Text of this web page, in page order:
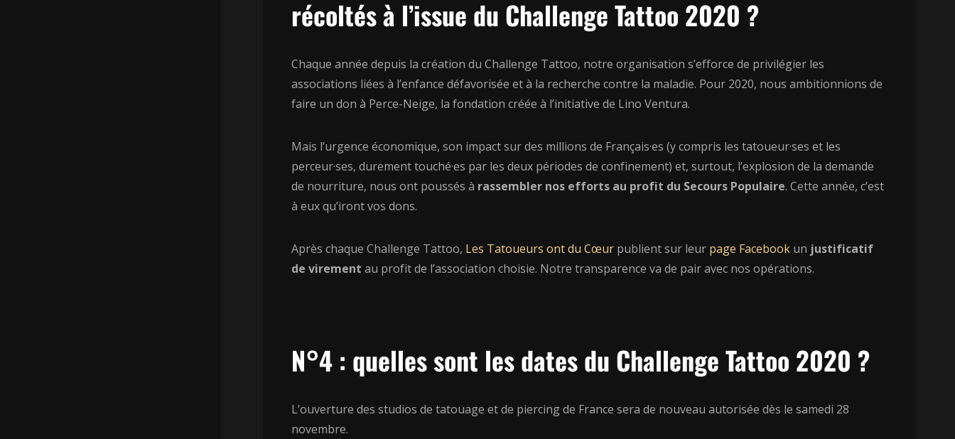
récoltés à l’issue du Challenge Tattoo 2020 ?
Chaque année depuis la création du Challenge Tattoo, notre organisation s’efforce de privilégier les
associations liées à l’enfance défavorisée et à la recherche contre la maladie. Pour 2020, nous ambitionnions de
faire un don à Perce-Neige, la fondation créée à l’initiative de Lino Ventura.
Mais l’urgence économique, son impact sur des millions de Français·es (y compris les tatoueur·ses et les
perceur·ses, durement touché·es par les deux périodes de confinement) et, surtout, l’explosion de la demande
de nourriture, nous ont poussés à rassembler nos efforts au profit du Secours Populaire. Cette année, c’est
à eux qu’iront vos dons.
Après chaque Challenge Tattoo, Les Tatoueurs ont du Cœur publient sur leur page Facebook un justificatif
de virement au profit de l’association choisie. Notre transparence va de pair avec nos opérations.
N°4 : quelles sont les dates du Challenge Tattoo 2020 ?
L’ouverture des studios de tatouage et de piercing de France sera de nouveau autorisée dès le samedi 28
novembre.